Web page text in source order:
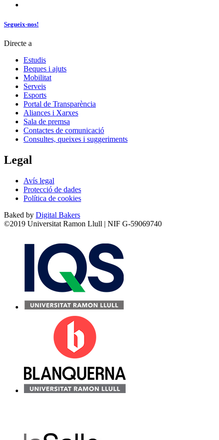
Segueix-nos!
Directe a
Estudis
Beques i ajuts
Mobilitat
Serveis
Esports
Portal de Transparència
Aliances i Xarxes
Sala de premsa
Contactes de comunicació
Consultes, queixes i suggeriments
Legal
Avís legal
Protecció de dades
Política de cookies
Baked by Digital Bakers
©2019 Universitat Ramon Llull | NIF G-59069740